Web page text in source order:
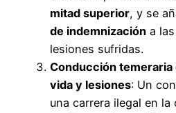
mitad superior, y se
de indemnización a
lesiones sufridas.
Conducción
vida y lesiones: Un
una carrera ilegal en